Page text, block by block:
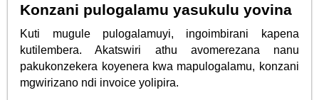
Konzani pulogalamu yasukulu yovina
Kuti mugule pulogalamuyi, ingoimbirani kapena
kutilembera. Akatswiri athu avomerezana nanu
pakukonzekera koyenera kwa mapulogalamu, konzani
mgwirizano ndi invoice yolipira.